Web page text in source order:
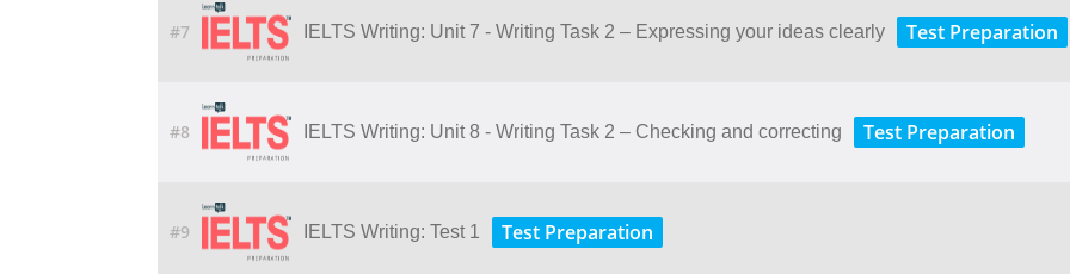
#7 IELTS Writing: Unit 7 - Writing Task 2 – Expressing your ideas clearly Test Preparation
#8 IELTS Writing: Unit 8 - Writing Task 2 – Checking and correcting Test Preparation
#9 IELTS Writing: Test 1 Test Preparation